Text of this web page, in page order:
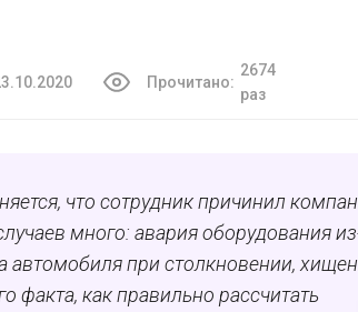
Прочитано:
2674
раз
что сотрудник причинил
много: авария оборудования
автомобиля при столкновении,
факта, как правильно рассчитать